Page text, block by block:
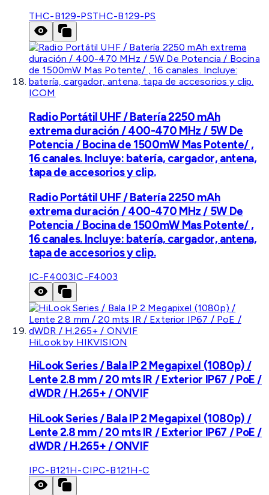
THC-B129-PSTHC-B129-PS
ICOM
Radio Portátil UHF / Batería 2250 mAh
extrema duración / 400-470 MHz / 5W De
Potencia / Bocina de 1500mW Mas Potente/ ,
16 canales. Incluye: batería, cargador, antena,
tapa de accesorios y clip.
Radio Portátil UHF / Batería 2250 mAh
extrema duración / 400-470 MHz / 5W De
Potencia / Bocina de 1500mW Mas Potente/ ,
16 canales. Incluye: batería, cargador, antena,
tapa de accesorios y clip.
IC-F4003IC-F4003
HiLook by HIKVISION
HiLook Series / Bala IP 2 Megapixel (1080p) /
Lente 2.8 mm / 20 mts IR / Exterior IP67 / PoE /
dWDR / H.265+ / ONVIF
HiLook Series / Bala IP 2 Megapixel (1080p) /
Lente 2.8 mm / 20 mts IR / Exterior IP67 / PoE /
dWDR / H.265+ / ONVIF
IPC-B121H-CIPC-B121H-C